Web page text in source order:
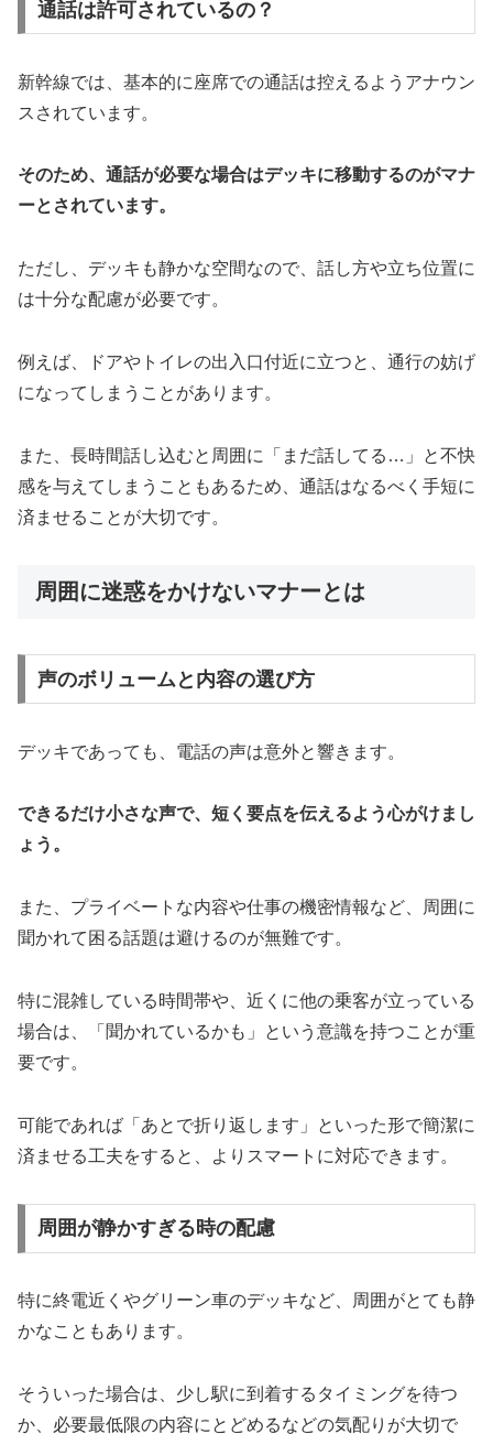
通話は許可されているの？
新幹線では、基本的に座席での通話は控えるようアナウン
スされています。
そのため、通話が必要な場合はデッキに移動するのがマナ
ーとされています。
ただし、デッキも静かな空間なので、話し方や立ち位置に
は十分な配慮が必要です。
例えば、ドアやトイレの出入口付近に立つと、通行の妨げ
になってしまうことがあります。
また、長時間話し込むと周囲に「まだ話してる…」と不快
感を与えてしまうこともあるため、通話はなるべく手短に
済ませることが大切です。
周囲に迷惑をかけないマナーとは
声のボリュームと内容の選び方
デッキであっても、電話の声は意外と響きます。
できるだけ小さな声で、短く要点を伝えるよう心がけまし
ょう。
また、プライベートな内容や仕事の機密情報など、周囲に
聞かれて困る話題は避けるのが無難です。
特に混雑している時間帯や、近くに他の乗客が立っている
場合は、「聞かれているかも」という意識を持つことが重
要です。
可能であれば「あとで折り返します」といった形で簡潔に
済ませる工夫をすると、よりスマートに対応できます。
周囲が静かすぎる時の配慮
特に終電近くやグリーン車のデッキなど、周囲がとても静
かなこともあります。
そういった場合は、少し駅に到着するタイミングを待つ
か、必要最低限の内容にとどめるなどの気配りが大切で